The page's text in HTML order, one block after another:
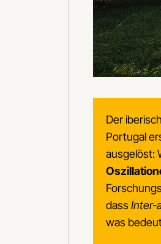
Der
Portugal
ausgelöst:
dassInter-
was